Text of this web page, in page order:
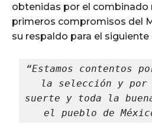
obtenidas por el combinado
primeros compromisos del
su respaldo para el siguiente
“Estamos contentos
la selección y por
suerte y toda la
el pueblo de